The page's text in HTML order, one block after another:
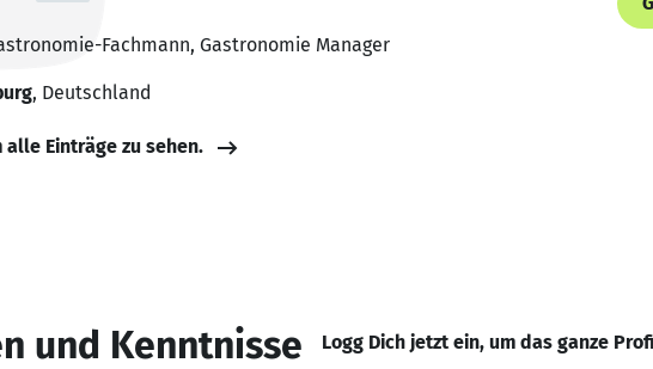
Fachmann, Gastronomie Manager
, Deutschland
alle Einträge zu sehen.
und Kenntnisse Logg Dich jetzt ein, um das ganze